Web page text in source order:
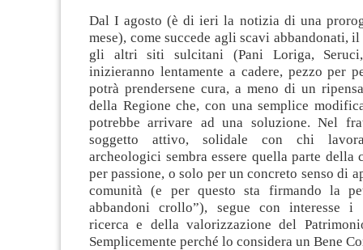
Dal I agosto (è di ieri la notizia di una
mese), come succede agli scavi abbandonati,
gli altri siti sulcitani (Pani Loriga, Seruci,
inizieranno lentamente a cadere, pezzo per
potrà prendersene cura, a meno di un
della Regione che, con una semplice
potrebbe arrivare ad una soluzione. Nel
soggetto attivo, solidale con chi
archeologici sembra essere quella parte della
per passione, o solo per un concreto senso di
comunità (e per questo sta firmando la
abbandoni crollo”), segue con interesse i
ricerca e della valorizzazione del
Semplicemente perché lo considera un Bene